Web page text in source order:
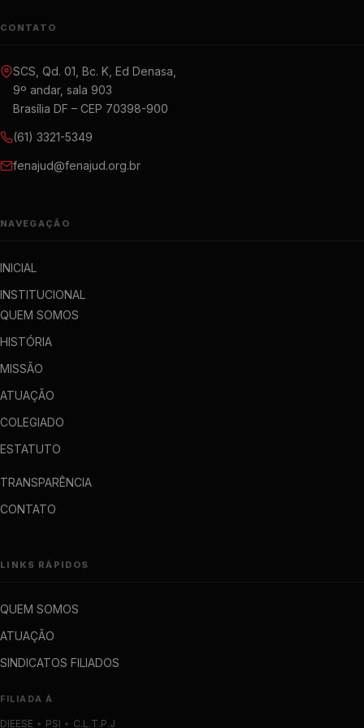
CONTATO
SCS, Qd. 01, Bc. K, Ed Denasa,
9º andar, sala 903
Brasília DF – CEP 70398-900
(61) 3321-5349
fenajud@fenajud.org.br
NAVEGAÇÃO
INICIAL
INSTITUCIONAL
QUEM SOMOS
HISTÓRIA
MISSÃO
ATUAÇÃO
COLEGIADO
ESTATUTO
TRANSPARÊNCIA
CONTATO
LINKS RÁPIDOS
QUEM SOMOS
ATUAÇÃO
SINDICATOS FILIADOS
FILIADA À
DIEESE • PSI • C.L.T.P.J